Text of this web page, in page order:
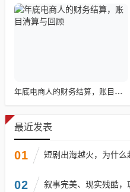
年底电商人的财务结算，账目清算与回顾
最近发表
01 短剧出海越火，为什么
02 叙事完美、现实残酷，